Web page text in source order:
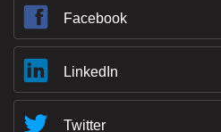
Facebook
LinkedIn
Twitter